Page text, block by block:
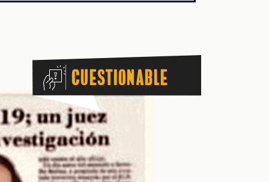
Cuestionable